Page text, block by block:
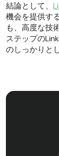
結論として、
機会を提供す
も、高度な技
ステップの
のしっかりと